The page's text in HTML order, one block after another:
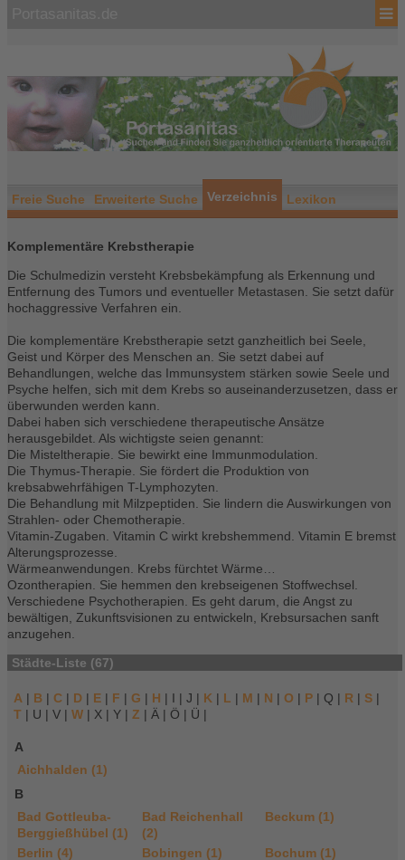
Freie Suche Erweiterte Suche Verzeichnis Lexikon
Komplementäre Krebstherapie
Die Schulmedizin versteht Krebsbekämpfung als Erkennung und
Entfernung des Tumors und eventueller Metastasen. Sie setzt dafür
hochaggressive Verfahren ein.
Die komplementäre Krebstherapie setzt ganzheitlich bei Seele,
Geist und Körper des Menschen an. Sie setzt dabei auf
Behandlungen, welche das Immunsystem stärken sowie Seele und
Psyche helfen, sich mit dem Krebs so auseinanderzusetzen, dass er
überwunden werden kann.
Dabei haben sich verschiedene therapeutische Ansätze
herausgebildet. Als wichtigste seien genannt:
Die Misteltherapie. Sie bewirkt eine Immunmodulation.
Die Thymus-Therapie. Sie fördert die Produktion von
krebsabwehrfähigen T-Lymphozyten.
Die Behandlung mit Milzpeptiden. Sie lindern die Auswirkungen von
Strahlen- oder Chemotherapie.
Vitamin-Zugaben. Vitamin C wirkt krebshemmend. Vitamin E bremst
Alterungsprozesse.
Wärmeanwendungen. Krebs fürchtet Wärme…
Ozontherapien. Sie hemmen den krebseigenen Stoffwechsel.
Verschiedene Psychotherapien. Es geht darum, die Angst zu
bewältigen, Zukunftsvisionen zu entwickeln, Krebsursachen sanft
anzugehen.
Städte-Liste (67)
A | B | C | D | E | F | G | H | I | J | K | L | M | N | O | P | Q | R | S |
T | U | V | W | X | Y | Z | Ä | Ö | Ü |
A
Aichhalden (1)
B
Bad Gottleuba-
Berggießhübel (1)
Bad Reichenhall
(2)
Beckum (1)
Berlin (4) Bobingen (1)
Bochum (1)